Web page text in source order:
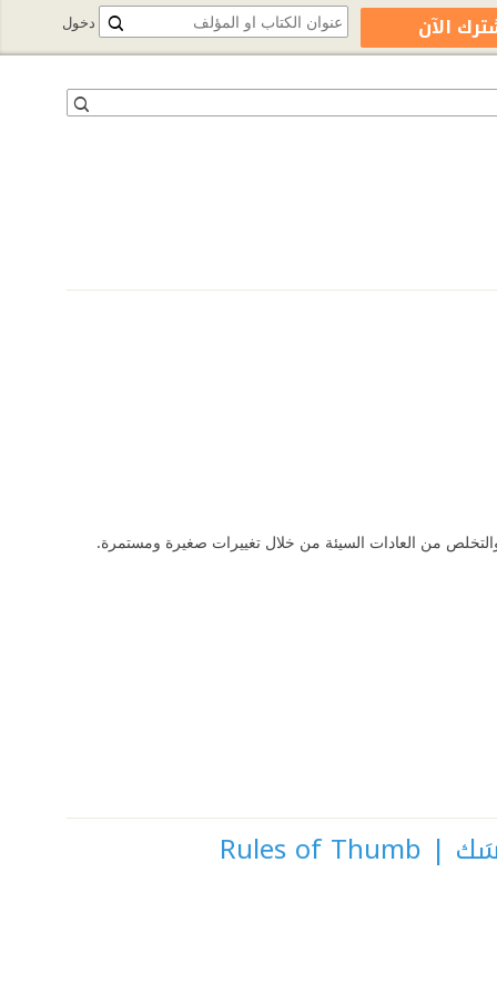
والتخلص من العادات السيئة من خلال تغييرات صغيرة ومستمرة.
دخول الآن